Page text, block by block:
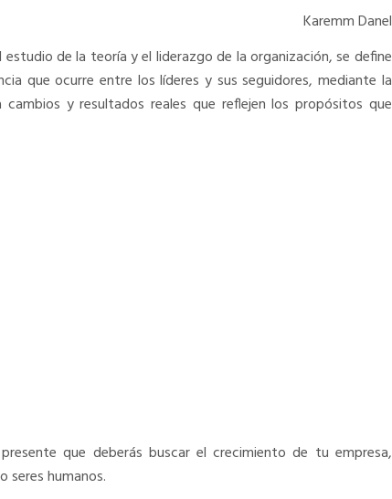
Karemm Danel
de la teoría y el liderazgo de la organización, se define
que ocurre entre los líderes y sus seguidores, mediante la
y resultados reales que reflejen los propósitos que
que deberás buscar el crecimiento de tu empresa,
seres humanos.